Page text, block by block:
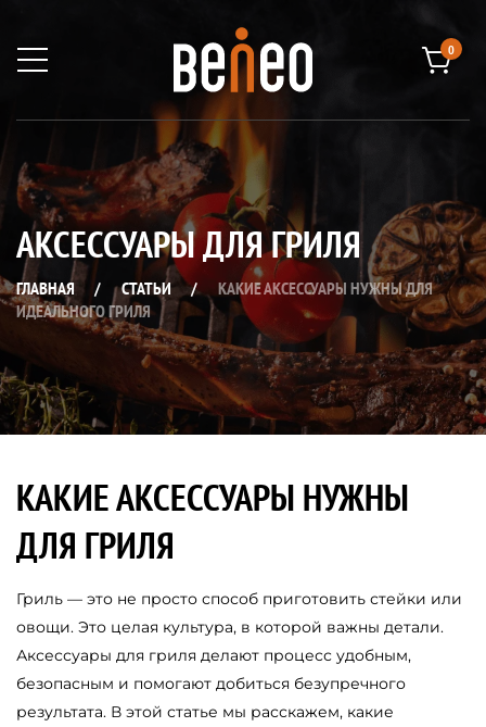
0
АКСЕССУАРЫ ДЛЯ ГРИЛЯ
ГЛАВНАЯ / СТАТЬИ /
КАКИЕ АКСЕССУАРЫ НУЖНЫ ДЛЯ
ИДЕАЛЬНОГО ГРИЛЯ
КАКИЕ АКСЕССУАРЫ НУЖНЫ
ДЛЯ ГРИЛЯ
Гриль — это не просто способ приготовить стейки или
овощи. Это целая культура, в которой важны детали.
Аксессуары для гриля делают процесс удобным,
безопасным и помогают добиться безупречного
результата. В этой статье мы расскажем, какие